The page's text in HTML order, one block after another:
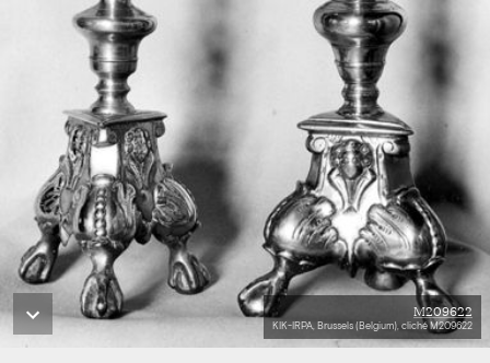
M209622
KIK-IRPA, Brussels (Belgium), cliché M209622